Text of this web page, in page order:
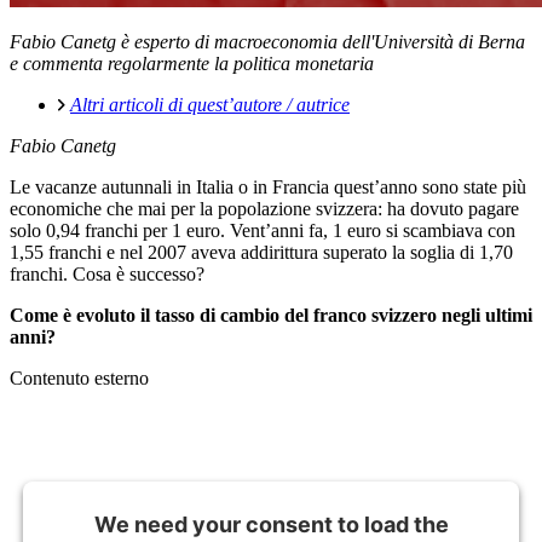
Fabio Canetg è esperto di macroeconomia dell'Università di Berna
e commenta regolarmente la politica monetaria
Altri articoli di quest’autore / autrice
Fabio Canetg
Le vacanze autunnali in Italia o in Francia quest’anno sono state più
economiche che mai per la popolazione svizzera: ha dovuto pagare
solo 0,94 franchi per 1 euro. Vent’anni fa, 1 euro si scambiava con
1,55 franchi e nel 2007 aveva addirittura superato la soglia di 1,70
franchi. Cosa è successo?
Come è evoluto il tasso di cambio del franco svizzero negli ultimi
anni?
Contenuto esterno
We need your consent to load the